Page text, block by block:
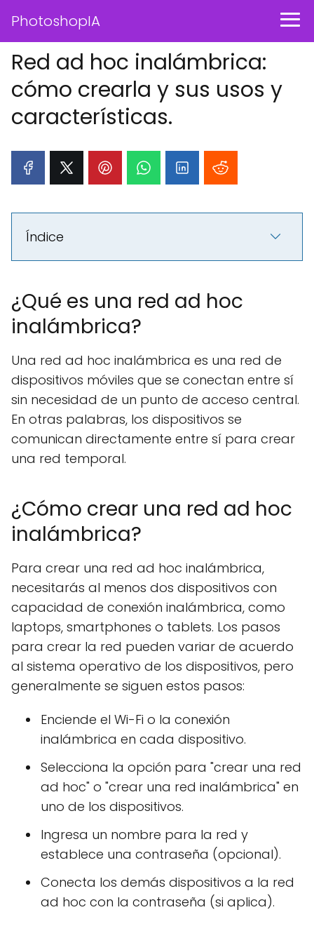
PhotoshopIA
Red ad hoc inalámbrica:
cómo crearla y sus usos y
características.
Índice
¿Qué es una red ad hoc
inalámbrica?
Una red ad hoc inalámbrica es una red de
dispositivos móviles que se conectan entre sí
sin necesidad de un punto de acceso central.
En otras palabras, los dispositivos se
comunican directamente entre sí para crear
una red temporal.
¿Cómo crear una red ad hoc
inalámbrica?
Para crear una red ad hoc inalámbrica,
necesitarás al menos dos dispositivos con
capacidad de conexión inalámbrica, como
laptops, smartphones o tablets. Los pasos
para crear la red pueden variar de acuerdo
al sistema operativo de los dispositivos, pero
generalmente se siguen estos pasos:
Enciende el Wi-Fi o la conexión
inalámbrica en cada dispositivo.
Selecciona la opción para "crear una red
ad hoc" o "crear una red inalámbrica" en
uno de los dispositivos.
Ingresa un nombre para la red y
establece una contraseña (opcional).
Conecta los demás dispositivos a la red
ad hoc con la contraseña (si aplica).